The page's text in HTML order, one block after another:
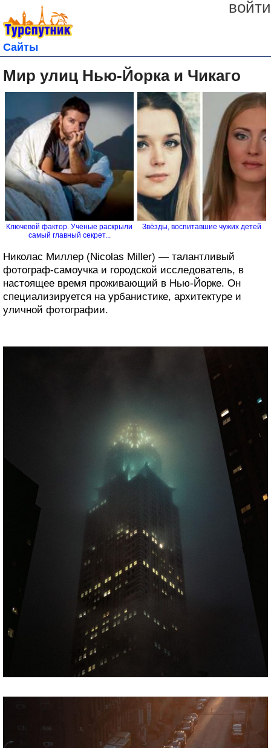
войти
Сайты
Мир улиц Нью-Йорка и Чикаго
Ключевой фактор. Ученые раскрыли
самый главный секрет...
Звёзды, воспитавшие чужих детей
Николас Миллер (Nicolas Miller) — талантливый
фотограф-самоучка и городской исследователь, в
настоящее время проживающий в Нью-Йорке. Он
специализируется на урбанистике, архитектуре и
уличной фотографии.